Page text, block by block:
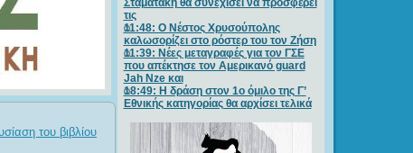
του βιβλίου
Σταματάκη θα συνεχίσει να προσφέρει
τις
11:48: Ο Νέστος Χρυσούπολης
καλωσορίζει στο ρόστερ του τον Ζήση
11:39: Νέες μεταγραφές για τον ΓΣE
που απέκτησε τον Αμερικανό guard
Jah Nze και
18:49: Η δράση στον 1ο όμιλο της Γ’
Εθνικής κατηγορίας θα αρχίσει τελικά